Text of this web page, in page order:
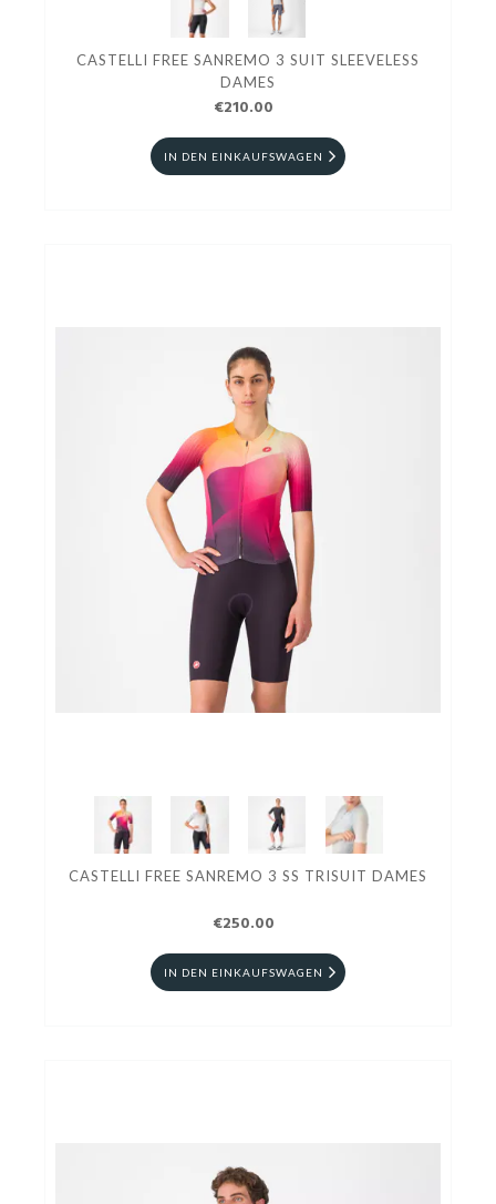
CASTELLI FREE SANREMO 3 SUIT SLEEVELESS
DAMES
€210.00
IN DEN EINKAUFSWAGEN
CASTELLI FREE SANREMO 3 SS TRISUIT DAMES
€250.00
IN DEN EINKAUFSWAGEN